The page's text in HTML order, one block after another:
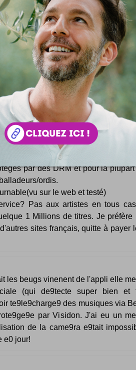
enlevé les DRM sur plein de
ça !!
bon vieux Bob Marley :-)
, je désire adherer à votre site.
isa
j’ai voulu tester Beezik
par des DRM et pour la
ordis.
sur le web et testé)
Pas aux artistes en tous cas
1 Millions de titres. Je préfère
sites français, quitte à payer
les beugs vinenent de l'appli elle
(qui de9tecte super bien et
te9le9charge9 des musiques via
par Visidon. J'ai eu un
de la came9ra e9tait
e0 jour!